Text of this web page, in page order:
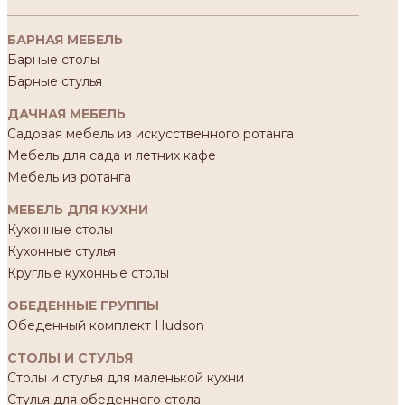
БАРНАЯ МЕБЕЛЬ
Барные столы
Барные стулья
ДАЧНАЯ МЕБЕЛЬ
Садовая мебель из искусственного ротанга
Мебель для сада и летних кафе
Мебель из ротанга
МЕБЕЛЬ ДЛЯ КУХНИ
Кухонные столы
Кухонные стулья
Круглые кухонные столы
ОБЕДЕННЫЕ ГРУППЫ
Обеденный комплект Hudson
СТОЛЫ И СТУЛЬЯ
Столы и стулья для маленькой кухни
Стулья для обеденного стола